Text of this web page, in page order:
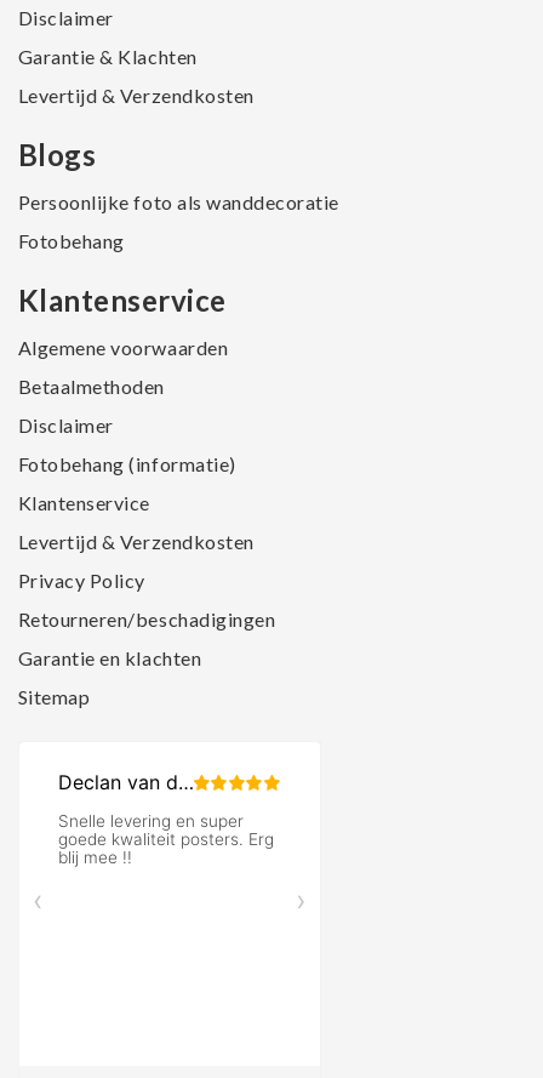
Disclaimer
Garantie & Klachten
Levertijd & Verzendkosten
Blogs
Persoonlijke foto als wanddecoratie
Fotobehang
Klantenservice
Algemene voorwaarden
Betaalmethoden
Disclaimer
Fotobehang (informatie)
Klantenservice
Levertijd & Verzendkosten
Privacy Policy
Retourneren/beschadigingen
Garantie en klachten
Sitemap